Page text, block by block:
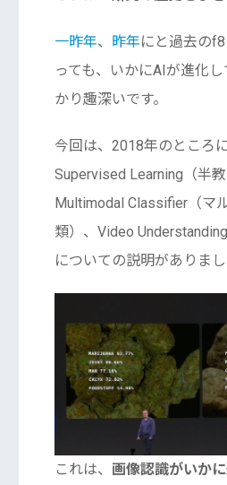
一昨年、 昨年にと過去の
っても、いかにAIが進化
かり趣深いです。
今回は、2018年のところ
Supervised Learning（半教
Multimodal Classifier（マ
類）、Video
についての説明がありまし
これは、 画像認識がいか